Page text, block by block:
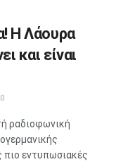
Η Λάουρα
και είναι
ραδιοφωνική
πιο εντυπωσιακές